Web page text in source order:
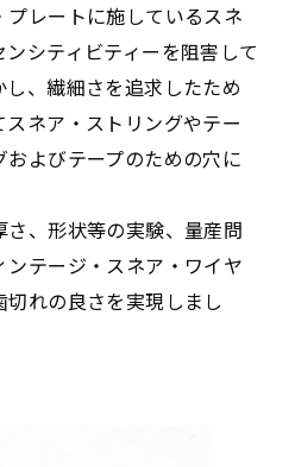
レートに施しているスネ
シティビティーを阻害して
、繊細さを追求したため
ネア・ストリングやテー
よびテープのための穴に
、形状等の実験、量産問
テージ・スネア・ワイヤ
れの良さを実現しまし